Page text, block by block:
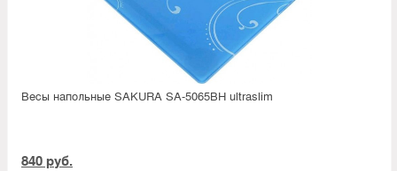
Весы напольные SAKURA SA-5065BH ultraslim
840 руб.